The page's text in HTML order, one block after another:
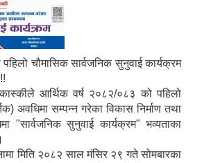
पहिलो चौमासिक सार्वजनिक सुनुवाई कार्यक्रम
कास्कीले आर्थिक वर्ष २०८२/०८३ को पहिलो
अवधिमा सम्पन्न गरेका विकास निर्माण तथा
"सार्वजनिक सुनुवाई कार्यक्रम" भव्यताका
मिति २०८२ साल मंसिर २९ गते सोमबारका